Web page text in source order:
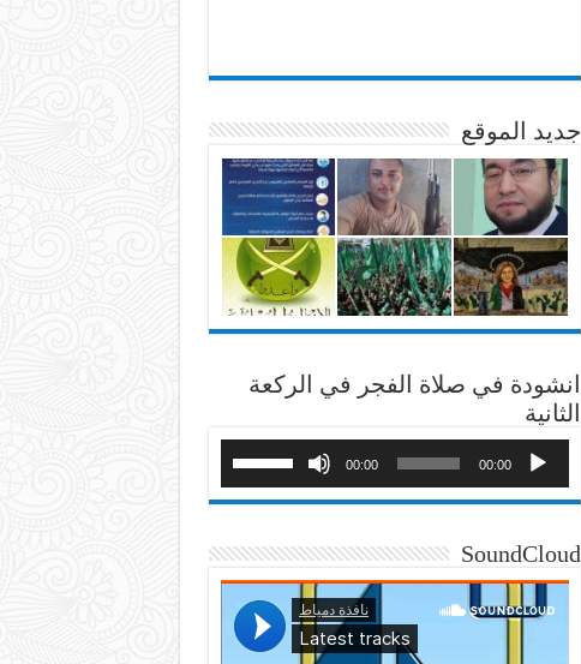
جديد الموقع
انشودة في صلاة الفجر في الركعة
الثانية
00:00
00:00
SoundCloud